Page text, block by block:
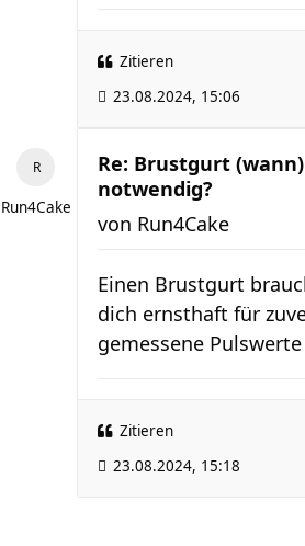
Zitieren
23.08.2024, 15:06
Run4Cake
Re: Brustgurt (wann)
notwendig?
von Run4Cake
Einen Brustgurt
dich ernsthaft für
gemessene
Zitieren
23.08.2024, 15:18